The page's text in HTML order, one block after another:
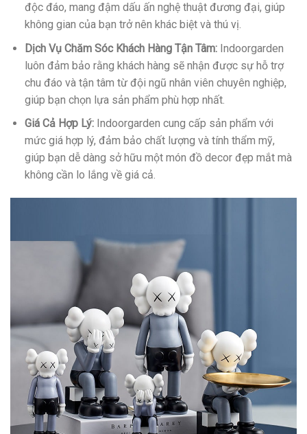
độc đáo, mang đậm dấu ấn nghệ thuật đương đại, giúp
không gian của bạn trở nên khác biệt và thú vị.
Dịch Vụ Chăm Sóc Khách Hàng Tận Tâm:Indoorgarden
luôn đảm bảo rằng khách hàng sẽ nhận được sự hỗ trợ
chu đáo và tận tâm từ đội ngũ nhân viên chuyên nghiệp,
giúp bạn chọn lựa sản phẩm phù hợp nhất.
Giá Cả Hợp Lý:Indoorgarden cung cấp sản phẩm với
mức giá hợp lý, đảm bảo chất lượng và tính thẩm mỹ,
giúp bạn dễ dàng sở hữu một món đồ decor đẹp mắt mà
không cần lo lắng về giá cả.